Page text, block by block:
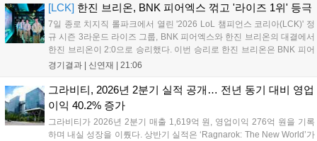
[LCK] 한진 브리온, BNK 피어엑스 꺾고 '라이즈 1위' 등극
7일 종로 치지직 롤파크에서 열린 '2026 LoL 챔피언스 코리아(LCK)' 정
규 시즌 3라운드 라이즈 그룹, BNK 피어엑스와 한진 브리온의 대결에서
한진 브리온이 2:0으로 승리했다. 이번 승리로 한진 브리온은 BNK 피어
엑스를 제치고 라이즈 그룹 1위로 올라섰다. 1세트, 한진 브리온이 '로머'
경기결과 | 신연재 | 21:06
그라비티, 2026년 2분기 실적 공개… 전년 동기 대비 영업
이익 40.2% 증가
그라비티가 2026년 2분기 매출 1,619억 원, 영업이익 276억 원을 기록
하며 내실 성장을 이뤘다. 상반기 실적은 ‘Ragnarok: The New World’가